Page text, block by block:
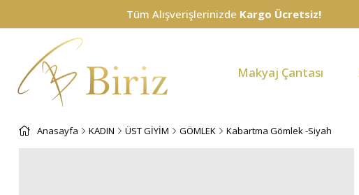
Makyaj Çantası
Anasayfa KADIN ÜST GİYİM GÖMLEK Kabartma Gömlek -Siyah
Tüm AlışverişlerinizdeKargo Ücretsiz!